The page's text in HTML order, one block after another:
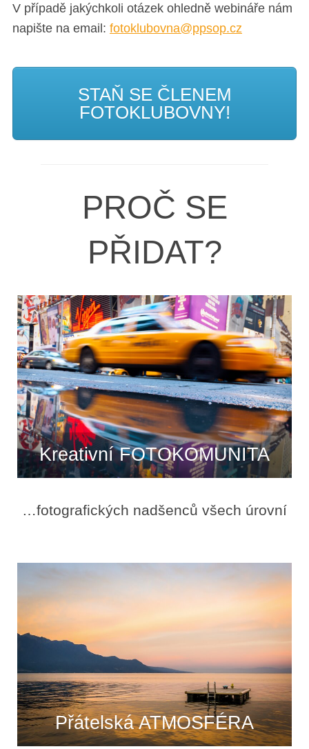
V případě jakýchkoli otázek ohledně webináře nám
napište na email: fotoklubovna@ppsop.cz
STAŇ SE ČLENEM
FOTOKLUBOVNY!
PROČ SE
PŘIDAT?
Kreativní FOTOKOMUNITA
…fotografických nadšenců všech úrovní
Přátelská ATMOSFÉRA